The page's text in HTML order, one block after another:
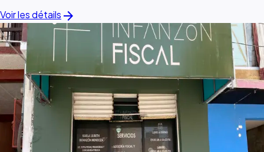
Voir les détails arrow_forward